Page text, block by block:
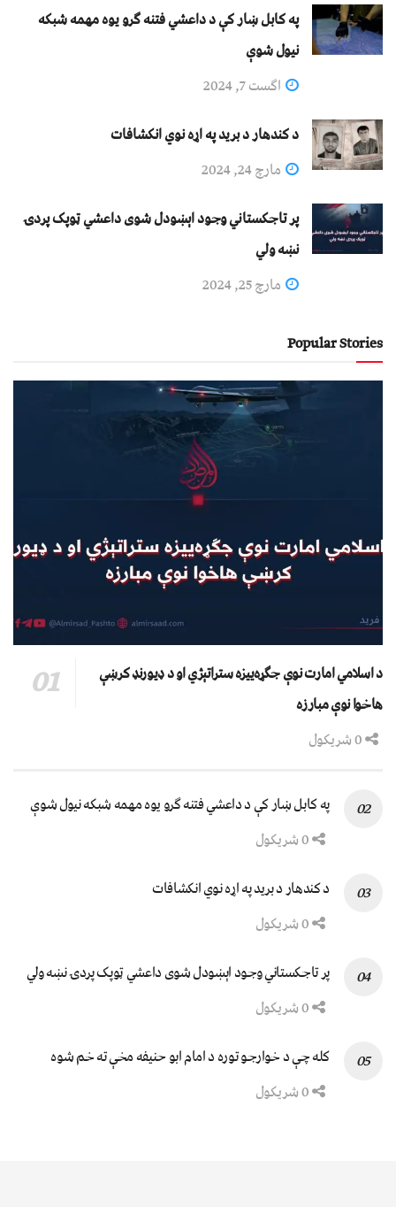
په کابل ښار کې د داعشي فتنه ګرو يوه مهمه شبکه
نيول شوې
اگست 7, 2024
د کندهار د برید په اړه نوي انکشافات
مارچ 24, 2024
پر تاجکستاني وجود اېښودل شوی داعشي ټوپک پردۍ
نښه ولي
مارچ 25, 2024
Popular Stories
د اسلامي امارت نوې جګړه‌ییزه ستراتېژي او د ډیورنډ کرښې
هاخوا نوې مبارزه
په کابل ښار کې د داعشي فتنه ګرو يوه مهمه شبکه نيول شوې
د کندهار د برید په اړه نوي انکشافات
پر تاجکستاني وجود اېښودل شوی داعشي ټوپک پردۍ نښه ولي
کله چې د خوارجو توره د امام ابو حنیفه مخې ته خم شوه